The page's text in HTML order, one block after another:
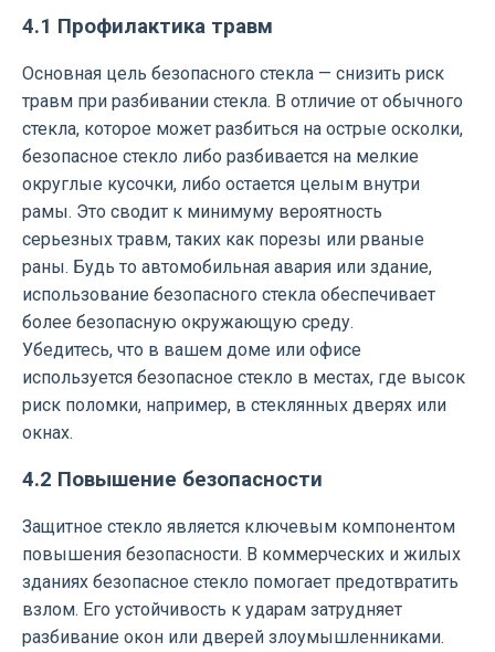
4.1 Профилактика травм
Основная цель безопасного стекла — снизить риск
травм при разбивании стекла. В отличие от обычного
стекла, которое может разбиться на острые осколки,
безопасное стекло либо разбивается на мелкие
округлые кусочки, либо остается целым внутри
рамы. Это сводит к минимуму вероятность
серьезных травм, таких как порезы или рваные
раны. Будь то автомобильная авария или здание,
использование безопасного стекла обеспечивает
более безопасную окружающую среду.
Убедитесь, что в вашем доме или офисе
используется безопасное стекло в местах, где высок
риск поломки, например, в стеклянных дверях или
окнах.
4.2 Повышение безопасности
Защитное стекло является ключевым компонентом
повышения безопасности. В коммерческих и жилых
зданиях безопасное стекло помогает предотвратить
взлом. Его устойчивость к ударам затрудняет
разбивание окон или дверей злоумышленниками.